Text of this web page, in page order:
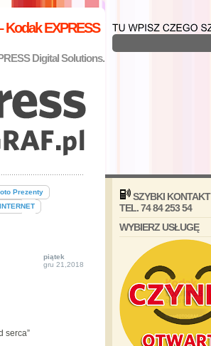
Kodak EXPRESS
Digital Solutions.
Prezenty
piątek
gru 21,2018
serca”
SZYBKI KONTAKT
TEL. 74 84 253 54
WYBIERZ USŁUGĘ